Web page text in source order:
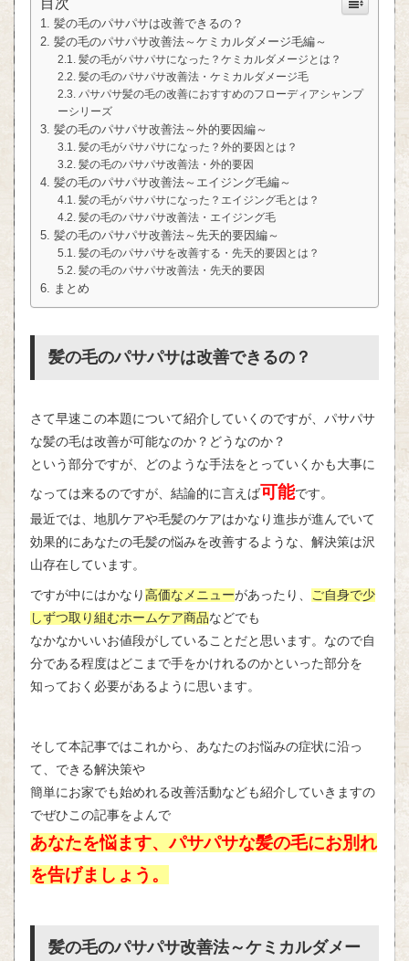
髪の毛のパサパサは改善できるの？
髪の毛のパサパサ改善法～ケミカルダメージ毛編～
髪の毛がパサパサになった？ケミカルダメージとは？
髪の毛のパサパサ改善法・ケミカルダメージ毛
パサパサ髪の毛の改善におすすめのフローディアシャンプ
ーシリーズ
髪の毛のパサパサ改善法～外的要因編～
髪の毛がパサパサになった？外的要因とは？
髪の毛のパサパサ改善法・外的要因
髪の毛のパサパサ改善法～エイジング毛編～
髪の毛がパサパサになった？エイジング毛とは？
髪の毛のパサパサ改善法・エイジング毛
髪の毛のパサパサ改善法～先天的要因編～
髪の毛のパサパサを改善する・先天的要因とは？
髪の毛のパサパサ改善法・先天的要因
まとめ
髪の毛のパサパサは改善できるの？
さて早速この本題について紹介していくのですが、パサパサ
な髪の毛は改善が可能なのか？どうなのか？
という部分ですが、どのような手法をとっていくかも大事に
なっては来るのですが、結論的に言えば可能です。
最近では、地肌ケアや毛髪のケアはかなり進歩が進んでいて
効果的にあなたの毛髪の悩みを改善するような、解決策は沢
山存在しています。
ですが中にはかなり 高価なメニューがあったり、
ご自身で少
しずつ取り組むホームケア商品などでも
なかなかいいお値段がしていることだと思います。なので自
分である程度はどこまで手をかけれるのかといった部分を
知っておく必要があるように思います。
そして本記事ではこれから、あなたのお悩みの症状に沿っ
て、できる解決策や
簡単にお家でも始めれる改善活動なども紹介していきますの
でぜひこの記事をよんで
あなたを悩ます、パサパサな髪の毛にお別れ
を告げましょう。
髪の毛のパサパサ改善法～ケミカルダメー